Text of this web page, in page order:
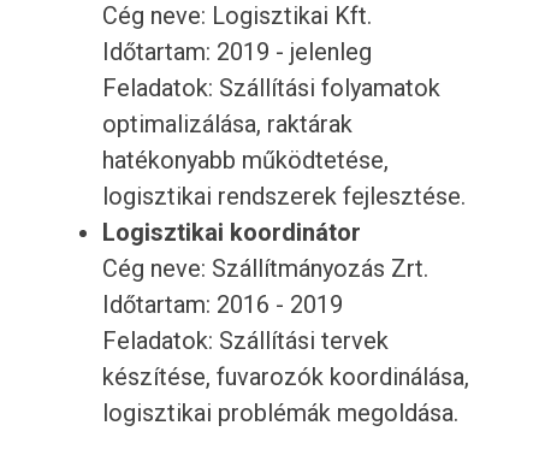
Cég neve: Logisztikai Kft.
Időtartam: 2019 - jelenleg
Feladatok: Szállítási folyamatok
optimalizálása, raktárak
hatékonyabb működtetése,
logisztikai rendszerek fejlesztése.
Logisztikai koordinátor
Cég neve: Szállítmányozás Zrt.
Időtartam: 2016 - 2019
Feladatok: Szállítási tervek
készítése, fuvarozók koordinálása,
logisztikai problémák megoldása.